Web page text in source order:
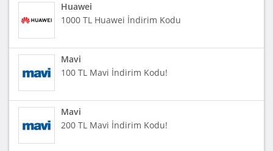
Huawei
1000 TL Huawei İndirim Kodu
Mavi
100 TL Mavi İndirim Kodu!
Mavi
200 TL Mavi İndirim Kodu!